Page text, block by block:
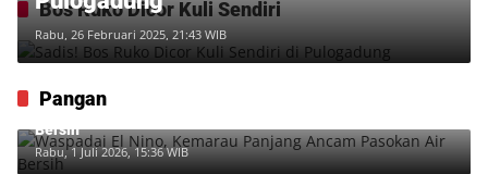
Bos Ruko Dicor Kuli Sendiri
Rabu, 26 Februari 2025, 21:43 WIB
Pangan
Waspadai El Nino, Kemarau Panjang Ancam Pasokan Air
Bersih
Rabu, 1 Juli 2026, 15:36 WIB